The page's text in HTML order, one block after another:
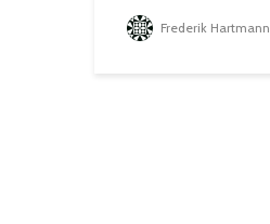
Frederik Hartmann